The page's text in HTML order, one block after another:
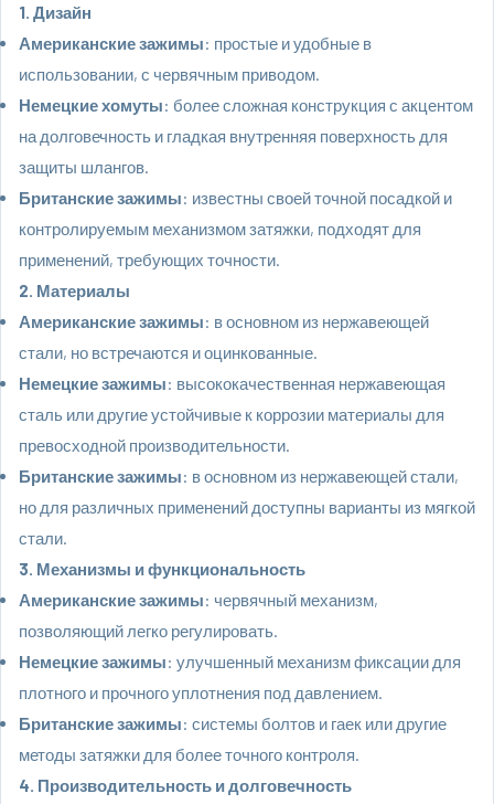
1. Дизайн
Американские зажимы: простые и удобные в
использовании, с червячным приводом.
Немецкие хомуты: более сложная конструкция с акцентом
на долговечность и гладкая внутренняя поверхность для
защиты шлангов.
Британские зажимы: известны своей точной посадкой и
контролируемым механизмом затяжки, подходят для
применений, требующих точности.
2. Материалы
Американские зажимы: в основном из нержавеющей
стали, но встречаются и оцинкованные.
Немецкие зажимы: высококачественная нержавеющая
сталь или другие устойчивые к коррозии материалы для
превосходной производительности.
Британские зажимы: в основном из нержавеющей стали,
но для различных применений доступны варианты из мягкой
стали.
3. Механизмы и функциональность
Американские зажимы: червячный механизм,
позволяющий легко регулировать.
Немецкие зажимы: улучшенный механизм фиксации для
плотного и прочного уплотнения под давлением.
Британские зажимы: системы болтов и гаек или другие
методы затяжки для более точного контроля.
4. Производительность и долговечность